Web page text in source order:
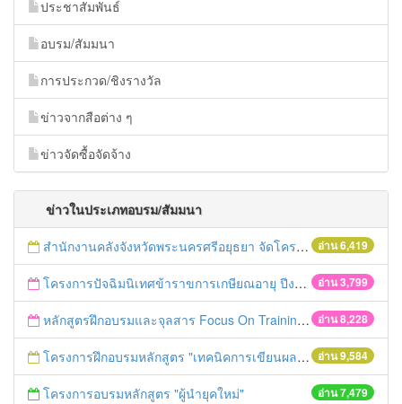
ประชาสัมพันธ์
อบรม/สัมมนา
การประกวด/ชิงรางวัล
ข่าวจากสือต่าง ๆ
ข่าวจัดซื้อจัดจ้าง
ข่าวในประเภทอบรม/สัมมนา
อ่าน 6,419
สำนักงานคลังจังหวัดพระนครศรีอยุธยา จัดโครงการฝึกอบรมเชิงปฏิบัติการ "การจัดซื้อจัดจ้างด้วยวิธีตลาดอิเล็กทรอนิกส์ (e-market)และวิธีประกวดราคาอิเล็กทรอนิกส์ (e-bidding)" ในวันที่ 4 เมษายน 2559 ณ อาคารราชภัฎ 100ปี ชั้น 2 มหาวิทยาลัยราชภัฎพระนครศรีอยุธยา
อ่าน 3,799
โครงการปัจฉิมนิเทศข้าราขการเกษียณอายุ ปีงบประมาณ พ.ศ. 2559
อ่าน 8,228
หลักสูตรฝึกอบรมและจุลสาร Focus On Training
อ่าน 9,584
โครงการฝึกอบรมหลักสูตร "เทคนิคการเขียนผลงานทางวิชาการ" รุ่นที่ 2
อ่าน 7,479
โครงการอบรมหลักสูตร "ผู้นำยุคใหม่"